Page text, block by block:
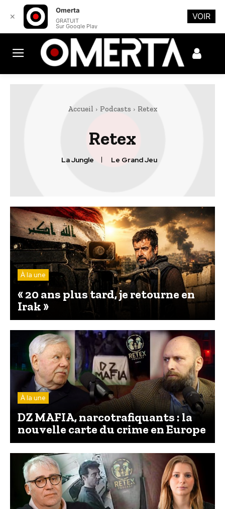
Accueil Podcasts Retex
Retex
La Jungle Le Grand Jeu
À la une
« 20 ans plus tard, je retourne en
Irak »
À la une
DZ MAFIA, narcotrafiquants : la
nouvelle carte du crime en Europe
✕
Omerta
GRATUIT
Sur Google Play
VOIR